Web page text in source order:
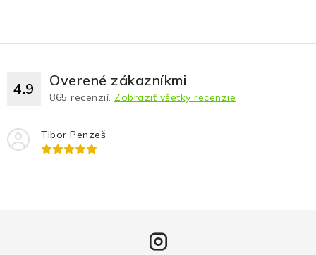
4.9 Overené zákazníkmi
865 recenzií. Zobraziť všetky recenzie
Tibor Penzeš